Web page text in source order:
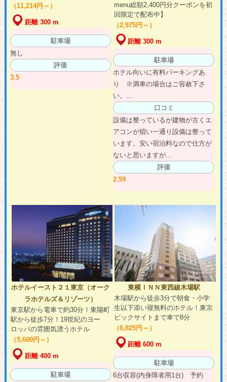
（11,214円～）
距離 300 m
駐車場
無し
評価
3.5
menu総額2,400円分クーポンを初
回限定で配布中】
（2,975円～）
距離 300 m
駐車場
ホテル向いに有料パーキングあ
り ※満車の場合はご容赦下さ
い。...
口コミ
設備は整っているが建物が古くエ
アコンが煩い一通り設備は整って
います。安い宿泊料なので仕方が
ないと思いますが...
評価
2.59
ホテルイースト２１東京（オーク
ラホテルズ＆リゾーツ）
東京駅から電車で約30分！東陽町
駅から徒歩7分！19世紀のヨー
ロッパの雰囲気漂うホテル
（5,600円～）
距離 400 m
駐車場
東横ＩＮＮ東西線木場駅
木場駅から徒歩3分で朝食・小学
生以下添い寝無料のホテル！東京
ビックサイトまで車で8分
（6,825円～）
距離 600 m
駐車場
6台収容(内身障者用1台) 予約